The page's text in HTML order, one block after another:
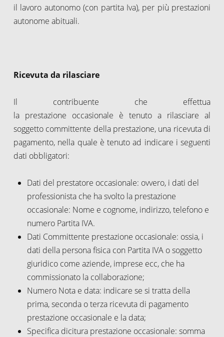
il lavoro autonomo (con partita Iva), per più prestazioni
autonome abituali.
Ricevuta da rilasciare
Il contribuente che effettua
la prestazione occasionale è tenuto a rilasciare al
soggetto committente della prestazione, una ricevuta di
pagamento, nella quale è tenuto ad indicare i seguenti
dati obbligatori:
Dati del prestatore occasionale: ovvero, i dati del
professionista che ha svolto la prestazione
occasionale: Nome e cognome, indirizzo, telefono e
numero Partita IVA.
Dati Committente prestazione occasionale: ossia, i
dati della persona fisica con Partita IVA o soggetto
giuridico come aziende, imprese ecc, che ha
commissionato la collaborazione;
Numero Nota e data: indicare se si tratta della
prima, seconda o terza ricevuta di pagamento
prestazione occasionale e la data;
Specifica dicitura prestazione occasionale: somma